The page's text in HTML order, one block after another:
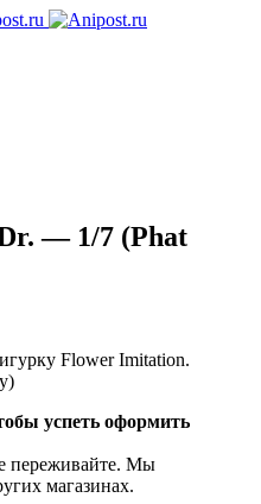
— 1/7 (Phat
Flower Imitation.
успеть оформить
переживайте. Мы
магазинах.